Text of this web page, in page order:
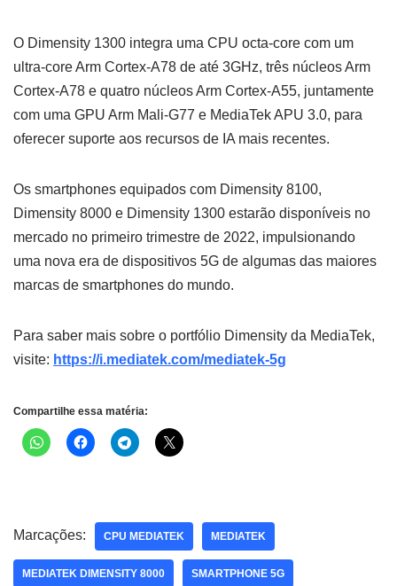
O Dimensity 1300 integra uma CPU octa-core com um
ultra-core Arm Cortex-A78 de até 3GHz, três núcleos Arm
Cortex-A78 e quatro núcleos Arm Cortex-A55, juntamente
com uma GPU Arm Mali-G77 e MediaTek APU 3.0, para
oferecer suporte aos recursos de IA mais recentes.
Os smartphones equipados com Dimensity 8100,
Dimensity 8000 e Dimensity 1300 estarão disponíveis no
mercado no primeiro trimestre de 2022, impulsionando
uma nova era de dispositivos 5G de algumas das maiores
marcas de smartphones do mundo.
Para saber mais sobre o portfólio Dimensity da MediaTek,
visite: https://i.mediatek.com/mediatek-5g
Compartilhe essa matéria:
Marcações: CPU MEDIATEK MEDIATEK
MEDIATEK DIMENSITY 8000 SMARTPHONE 5G